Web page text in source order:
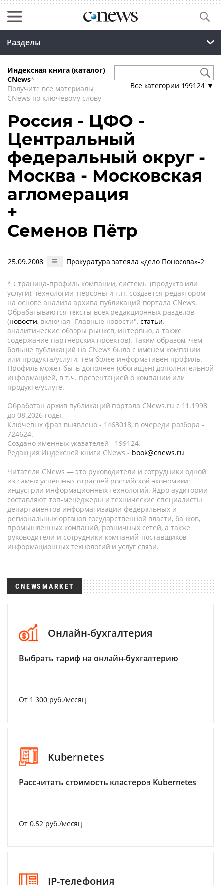
Разделы
Индексная книга (каталог)
CNews*
Получите все материалы
CNews по ключевому слову
Все категории 199124 ▼
Россия - ЦФО -
Центральный
федеральный округ -
Москва - Московская
агломерация
+
Семенов Пётр
25.09.2008 Прокуратура затеяла «дело Поносова»-2
* Страница-профиль компании, системы (продукта или
услуги), технологии, персоны и т.п. создается редактором
на основе анализа архива публикаций портала CNews.
Обрабатываются тексты всех редакционных разделов
(новости, включая "Главные новости", статьи,
аналитические обзоры рынков, интервью, а также
содержание партнёрских проектов). Таким образом, чем
больше публикаций на CNews было с именем компании
или продукта/услуги, тем более информативен профиль.
Профиль может быть дополнен (обогащен) дополнительной
информацией, в т.ч. презентацией о компании или
продукте/услуге.
Обработан архив публикаций портала CNews.ru c 11.1998
до 08.2026 годы.
Ключевых фраз выявлено - 1463018, в очереди разбора -
724624.
Создано именных указателей - 199124.
Редакция Индексной книги CNews - book@cnews.ru
Читатели CNews — это руководители и сотрудники одной
из самых успешных отраслей российской экономики:
индустрии информационных технологий. Ядро аудитории
составляют топ-менеджеры и технические специалисты
департаментов информатизации федеральных и
региональных органов государственной власти, банков,
промышленных компаний, розничных сетей, а также
руководители и сотрудники компаний-поставщиков
информационных технологий и услуг связи.
CNEWSMARKET
Онлайн-бухгалтерия
Выбрать тариф на онлайн-бухгалтерию
От 1 300 руб./месяц
Kubernetes
Рассчитать стоимость кластеров Kubernetes
От 0.52 руб./месяц
IP-телефония